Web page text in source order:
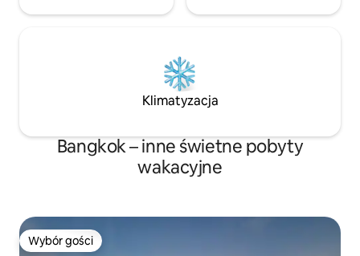
Klimatyzacja
Bangkok – inne świetne pobyty
wakacyjne
Wybór gości
Wybór gości